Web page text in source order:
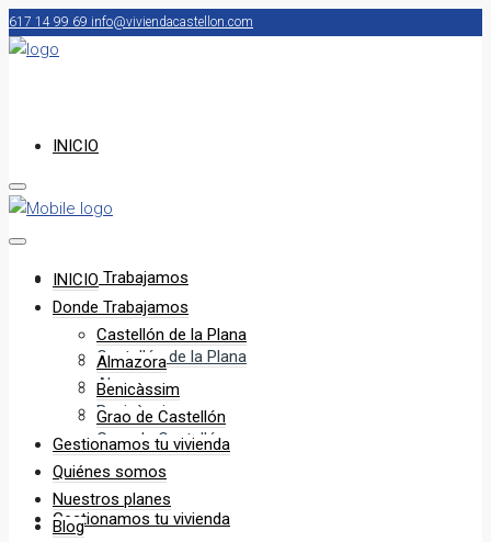
617 14 99 69 info@viviendacastellon.com
INICIO
Donde Trabajamos
Castellón de la Plana
Almazora
Benicàssim
Grao de Castellón
Gestionamos tu vivienda
INICIO
Donde Trabajamos
Castellón de la Plana
Almazora
Benicàssim
Grao de Castellón
Gestionamos tu vivienda
Quiénes somos
Nuestros planes
Blog